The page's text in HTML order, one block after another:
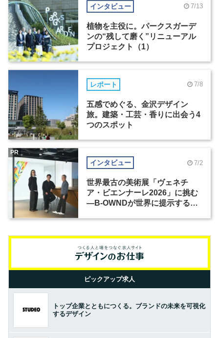
インタビュー 7/13
植物を主役に。パークスガーデ
ンの“残して磨く”リニューアル
プロジェクト（1）
レポート 7/8
五感でめぐる、金沢デザイン
旅。建築・工芸・香りに出会う4
つのスポット
インタビュー 7/2
世界最古の美術展「ヴェネチ
ア・ビエンナーレ2026」に挑む
―B-OWNDが世界に提示する美
PR
ピックアップ求人
トップ企業とともにつくる。ブランドの未来を可視化
するデザイン